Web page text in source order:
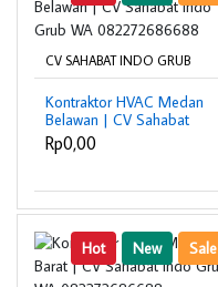
CV SAHABAT INDO GRUB
Kontraktor HVAC Medan
Belawan | CV Sahabat
Indo Grub WA
082272686688
Rp0,00
Hot New Sale